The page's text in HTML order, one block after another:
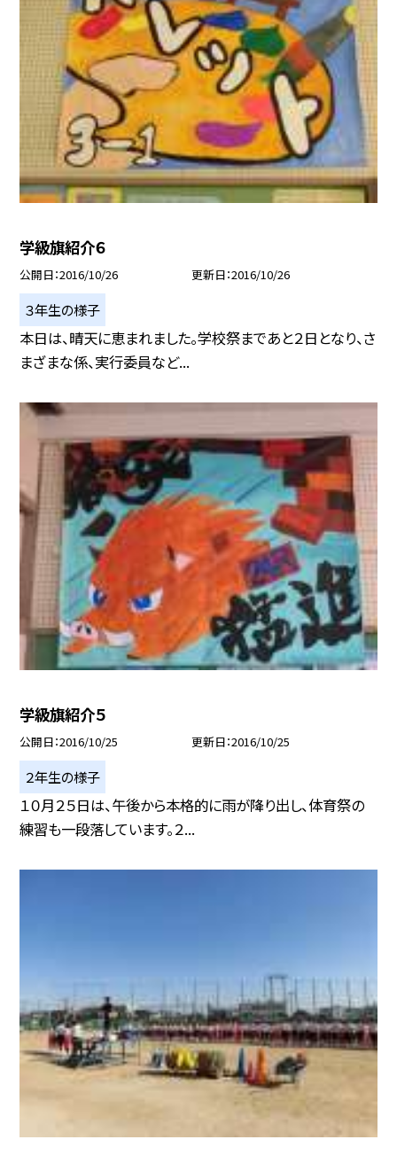
学級旗紹介６
公開日 2016/10/26 更新日 2016/10/26
３年生の様子
本日は、晴天に恵まれました。学校祭まであと２日となり、さ
まざまな係、実行委員など...
学級旗紹介５
公開日 2016/10/25 更新日 2016/10/25
２年生の様子
１０月２５日は、午後から本格的に雨が降り出し、体育祭の
練習も一段落しています。２...